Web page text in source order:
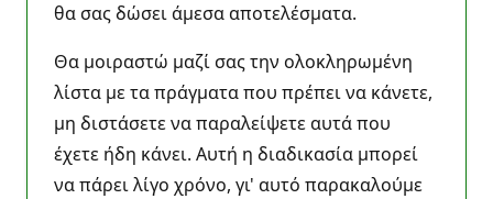
θα σας δώσει άμεσα αποτελέσματα.
Θα μοιραστώ μαζί σας την ολοκληρωμένη
λίστα με τα πράγματα που πρέπει να κάνετε,
μη διστάσετε να παραλείψετε αυτά που
έχετε ήδη κάνει. Αυτή η διαδικασία μπορεί
να πάρει λίγο χρόνο, γι' αυτό παρακαλούμε